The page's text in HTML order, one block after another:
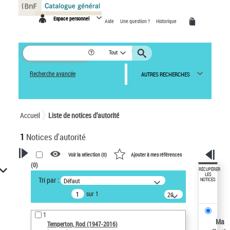
Espace personnel Aide Une question ? Historique
Tout
Recherche avancée AUTRES RECHERCHES
Accueil Liste de notices d’autorité
1 Notices d'autorité
VOTRE RECHERCHE
Recherche avancée dans les
notices d’autorité
Œuvres liées à l'auteur :
Temperton, Rod (1947-2016)
Voir la sélection (0) Ajouter à mes références
(0)
Tri par : Défaut
sur 1
20
résultats/page
1
Temperton, Rod (1947-2016)
RÉCUPÉRER
LES
NOTICES
Ma
Panneau de gestion des cookies